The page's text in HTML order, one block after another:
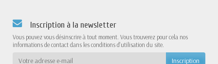
Inscription à la newsletter
Vous pouvez vous désinscrire à tout moment. Vous trouverez pour cela nos
informations de contact dans les conditions d'utilisation du site.